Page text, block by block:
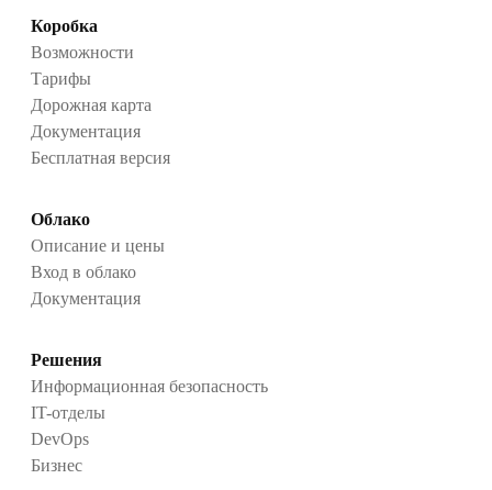
Коробка
Возможности
Тарифы
Дорожная карта
Документация
Бесплатная версия
Облако
Описание и цены
Вход в облако
Документация
Решения
Информационная безопасность
IT-отделы
DevOps
Бизнес